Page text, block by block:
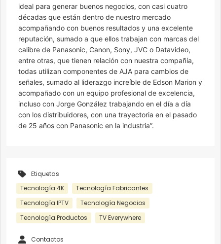
ideal para generar buenos negocios, con casi cuatro
décadas que están dentro de nuestro mercado
acompañando con buenos resultados y una excelente
reputación, sumado a que ellos trabajan con marcas del
calibre de Panasonic, Canon, Sony, JVC o Datavideo,
entre otras, que tienen relación con nuestra compañía,
todas utilizan componentes de AJA para cambios de
señales, sumado al liderazgo increíble de Edson Marion y
acompañado con un equipo profesional de excelencia,
incluso con Jorge González trabajando en el día a día
con los distribuidores, con una trayectoria en el pasado
de 25 años con Panasonic en la industria”.
Etiquetas
Tecnología 4K
Tecnología Fabricantes
Tecnología IPTV
Tecnología Negocios
Tecnología Productos
TV Everywhere
Contactos